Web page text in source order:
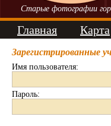
Старые фотографии
Главная Карта
Зарегистрированные
Имя пользователя:
Пароль: